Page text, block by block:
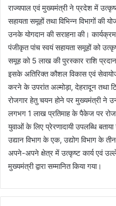
राज्यपाल एवं मुख्यमंत्री ने प्रदेश में
सहायता समूहों तथा विभिन्न विभागों की
उनके योगदान की सराहना की।
पंजीकृत पांच स्वयं सहायता समूहों को
समूह को 5 लाख की पुरस्कार राशि
इसके अतिरिक्त कौशल विकास एवं
करने के उपरांत अल्मोड़ा, देहरादून तथा
रोजगार हेतु चयन होने पर मुख्यमंत्री ने
लगभग 1 लाख प्रतिमाह के पैकेज पर
युवाओं के लिए प्रेरणादायी उपलब्धि
उद्यान विभाग के एक, उद्योग विभाग के
अपने-अपने क्षेत्र में उत्कृष्ट कार्य एवं
मुख्यमंत्री द्वारा सम्मानित किया गया।